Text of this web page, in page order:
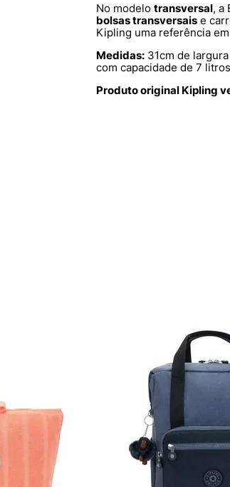
No modelo transversal, a
bolsas transversais e
Kipling uma referência
Medidas: 31cm de
com capacidade de 7
Produto original Kipling